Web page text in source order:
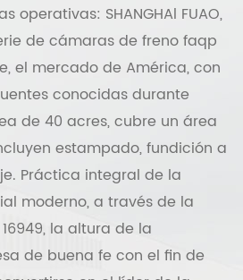
SHANGHAl FUAO,
de cámaras de freno faqp
el mercado de América, con
conocidas durante
de 40 acres, cubre un área
estampado, fundición a
Práctica integral de la
moderno, a través de la
la altura de la
de buena fe con el fin de